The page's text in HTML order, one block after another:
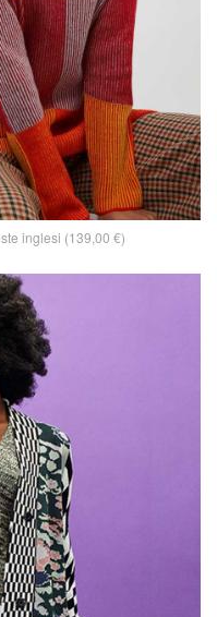
inglesi (139,00 €)